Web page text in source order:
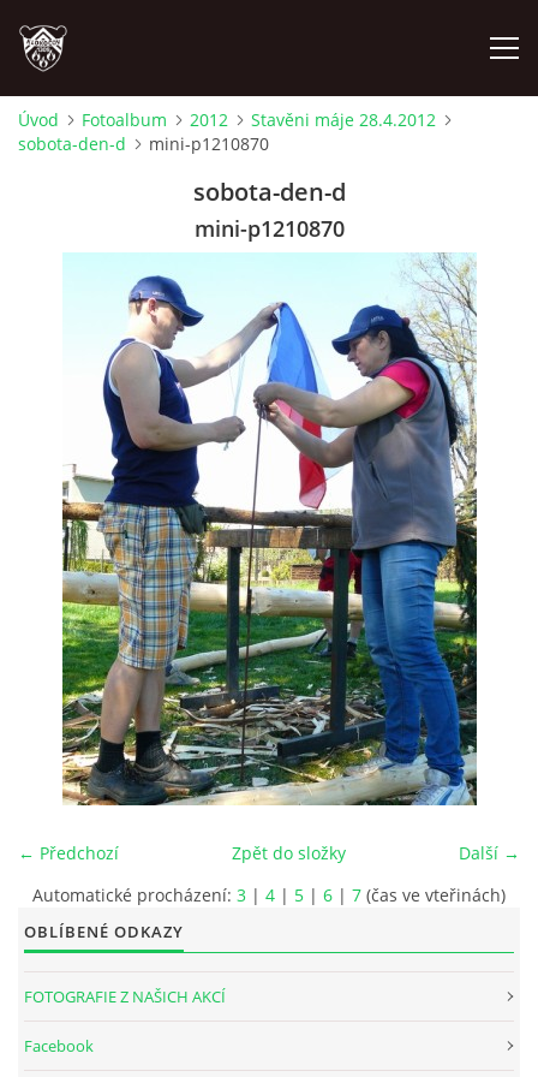
ÚVOD
PROBĚHLÉ AKCE
FOTOALBUM
VIDEA
INTERNÍ SEKCE
KONTAKTY
Úvod Fotoalbum 2012
Stavěni máje 28.4.2012
sobota-den-d
mini-p1210870
sobota-den-d
mini-p1210870
← Předchozí Další →
Zpět do složky
Automatické procházení: 3 | 4 | 5 | 6 | 7 (čas ve vteřinách)
OBLÍBENÉ ODKAZY
FOTOGRAFIE Z NAŠICH AKCÍ
Facebook